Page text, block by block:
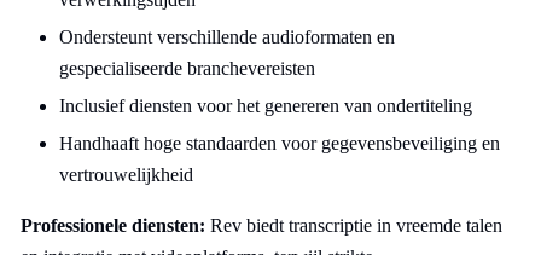
Ondersteunt verschillende audioformaten en
gespecialiseerde branchevereisten
Inclusief diensten voor het genereren van ondertiteling
Handhaaft hoge standaarden voor gegevensbeveiliging en
vertrouwelijkheid
Professionele diensten: Rev biedt transcriptie in vreemde talen